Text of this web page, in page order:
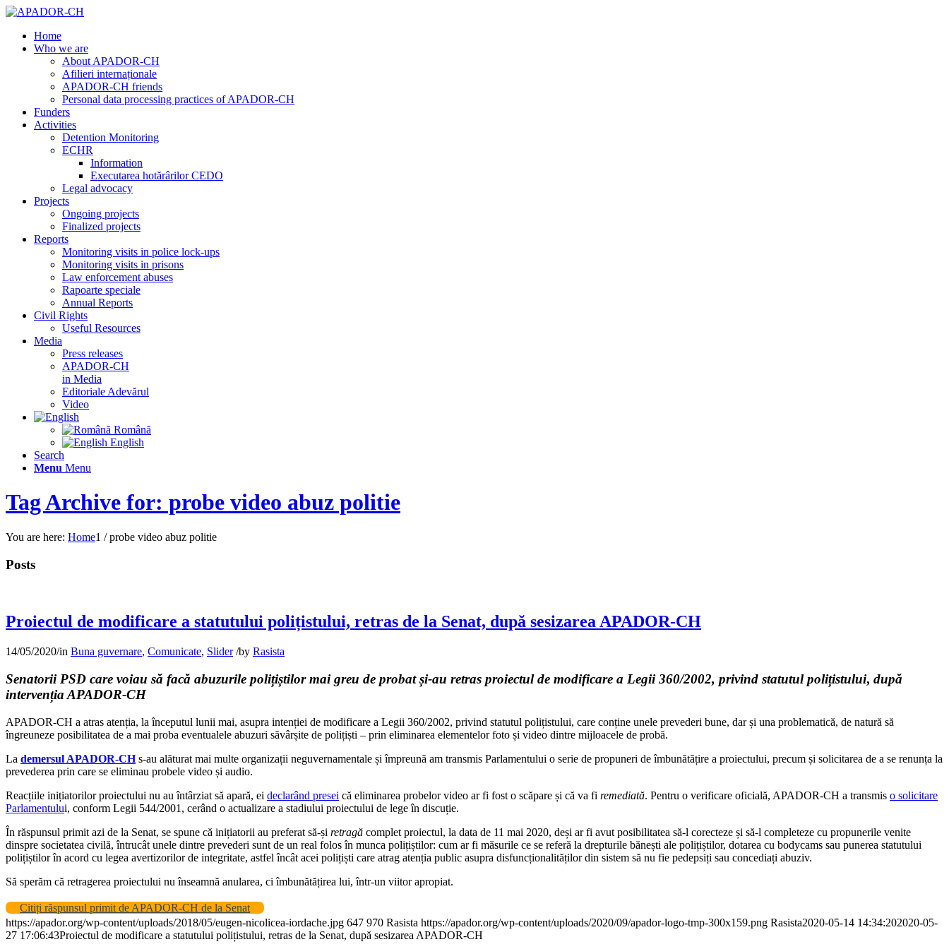
Home
Who we are
About APADOR-CH
Afilieri internaționale
APADOR-CH friends
Personal data processing practices of APADOR-CH
Funders
Activities
Detention Monitoring
ECHR
Information
Executarea hotărârilor CEDO
Legal advocacy
Projects
Ongoing projects
Finalized projects
Reports
Monitoring visits in police lock-ups
Monitoring visits in prisons
Law enforcement abuses
Rapoarte speciale
Annual Reports
Civil Rights
Useful Resources
Media
Press releases
APADOR-CH
in Media
Editoriale Adevărul
Video
Română
English
Search
Menu Menu
Tag Archive for: probe video abuz politie
You are here: Home1 / probe video abuz politie
Posts
Proiectul de modificare a statutului polițistului, retras de la Senat, după sesizarea APADOR-CH
14/05/2020/in Buna guvernare, Comunicate, Slider /by Rasista
Senatorii PSD care voiau să facă abuzurile polițiștilor mai greu de probat și-au retras proiectul de modificare a Legii 360/2002, privind statutul polițistului, după
intervenția APADOR-CH
APADOR-CH a atras atenția, la începutul lunii mai, asupra intenției de modificare a Legii 360/2002, privind statutul polițistului, care conține unele prevederi bune, dar și una problematică, de natură să
îngreuneze posibilitatea de a mai proba eventualele abuzuri săvârșite de polițiști – prin eliminarea elementelor foto și video dintre mijloacele de probă.
La demersul APADOR-CHs-au alăturat mai multe organizații neguvernamentale și împreună am transmis Parlamentului o serie de propuneri de îmbunătățire a proiectului, precum și solicitarea de a se renunța la
prevederea prin care se eliminau probele video și audio.
Reacțiile inițiatorilor proiectului nu au întârziat să apară, ei declarând presei că eliminarea probelor video ar fi fost o scăpare și că va fi remediată. Pentru o verificare oficială, APADOR-CH a transmis o solicitare
Parlamentului, conform Legii 544/2001, cerând o actualizare a stadiului proiectului de lege în discuție.
În răspunsul primit azi de la Senat, se spune că inițiatorii au preferat să-și retragă complet proiectul, la data de 11 mai 2020, deși ar fi avut posibilitatea să-l corecteze și să-l completeze cu propunerile venite
dinspre societatea civilă, întrucât unele dintre prevederi sunt de un real folos în munca polițiștilor: cum ar fi măsurile ce se referă la drepturile bănești ale polițiștilor, dotarea cu bodycams sau punerea statutului
polițiștilor în acord cu legea avertizorilor de integritate, astfel încât acei polițiști care atrag atenția public asupra disfuncționalităților din sistem să nu fie pedepsiți sau concediați abuziv.
Să sperăm că retragerea proiectului nu înseamnă anularea, ci îmbunătățirea lui, într-un viitor apropiat.
Citiți răspunsul primit de APADOR-CH de la Senat
https://apador.org/wp-content/uploads/2018/05/eugen-nicolicea-iordache.jpg 647 970 Rasista https://apador.org/wp-content/uploads/2020/09/apador-logo-tmp-300x159.png Rasista2020-05-14 14:34:202020-05-
27 17:06:43Proiectul de modificare a statutului polițistului, retras de la Senat, după sesizarea APADOR-CH